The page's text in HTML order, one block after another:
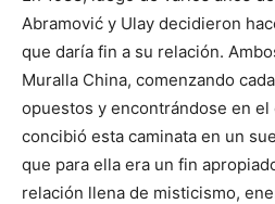
Abramović y Ulay decidieron
que daría fin a su relación.
Muralla China, comenzando
opuestos y encontrándose en
concibió esta caminata en un
que para ella era un fin
relación llena de misticismo,